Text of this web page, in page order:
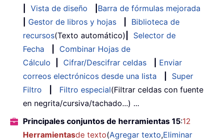
Vista de diseño
Barra de fórmulas mejorada
Gestor de libros y hojas
Biblioteca de
recursos(Texto automático)
Selector de
Fecha
Combinar Hojas de
Cálculo
Cifrar/Descifrar celdas
Enviar
correos electrónicos desde una lista
Super
Filtro
Filtro especial(Filtrar celdas con fuente
en negrita/cursiva/tachado...) ...
Principales conjuntos de herramientas 15:12
Herramientasde texto(Agregar texto,Eliminar